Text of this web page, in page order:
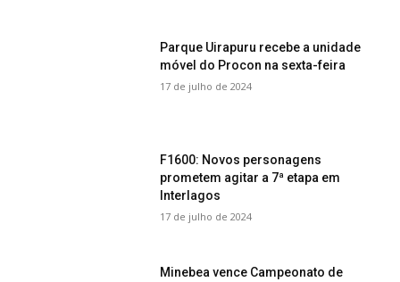
Parque Uirapuru recebe a unidade
móvel do Procon na sexta-feira
17 de julho de 2024
F1600: Novos personagens
prometem agitar a 7ª etapa em
Interlagos
17 de julho de 2024
Minebea vence Campeonato de